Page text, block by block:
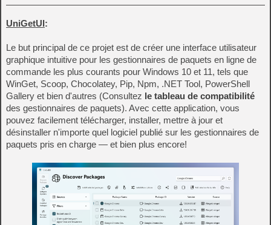
UniGetUI:
Le but principal de ce projet est de créer une interface utilisateur
graphique intuitive pour les gestionnaires de paquets en ligne de
commande les plus courants pour Windows 10 et 11, tels que
WinGet, Scoop, Chocolatey, Pip, Npm, .NET Tool, PowerShell
Gallery et bien d'autres (Consultez le tableau de compatibilité
des gestionnaires de paquets). Avec cette application, vous
pouvez facilement télécharger, installer, mettre à jour et
désinstaller n'importe quel logiciel publié sur les gestionnaires de
paquets pris en charge — et bien plus encore!